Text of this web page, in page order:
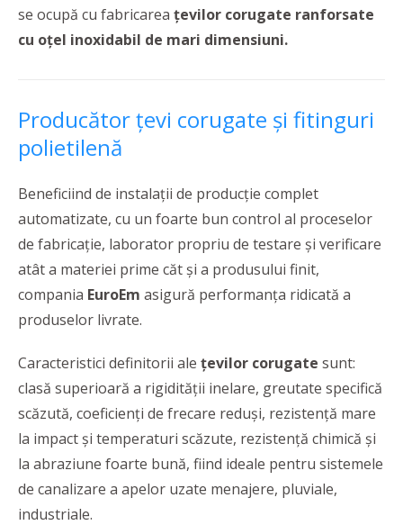
se ocupă cu fabricarea țevilor corugate ranforsate
cu oțel inoxidabil de mari dimensiuni.
Producător țevi corugate și fitinguri
polietilenă
Beneficiind de instalaţii de producţie complet
automatizate, cu un foarte bun control al proceselor
de fabricaţie, laborator propriu de testare şi verificare
atât a materiei prime căt şi a produsului finit,
compania EuroEm asigură performanţa ridicată a
produselor livrate.
Caracteristici definitorii ale țevilor corugate sunt:
clasă superioară a rigidității inelare, greutate specifică
scăzută, coeficienți de frecare reduși, rezistență mare
la impact și temperaturi scăzute, rezistență chimică și
la abraziune foarte bună, fiind ideale pentru sistemele
de canalizare a apelor uzate menajere, pluviale,
industriale.